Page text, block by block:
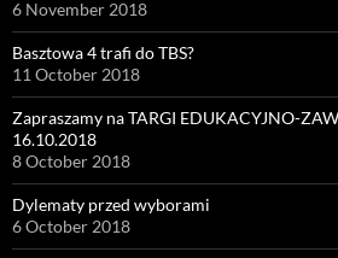
6 November 2018
Basztowa 4 trafi do TBS?
11 October 2018
Zapraszamy na TARGI EDUKACYJNO-
16.10.2018
8 October 2018
Dylematy przed wyborami
6 October 2018